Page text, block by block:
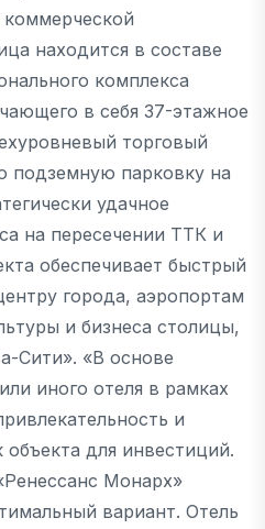
находится в составе
комплекса
в себя 37-этажное
торговый
подземную парковку на
удачное
на пересечении ТТК и
обеспечивает быстрый
города, аэропортам
и бизнеса столицы,
Сити». «В основе
иного отеля в рамках
и
объекта для инвестиций.
Монарх»
вариант. Отель